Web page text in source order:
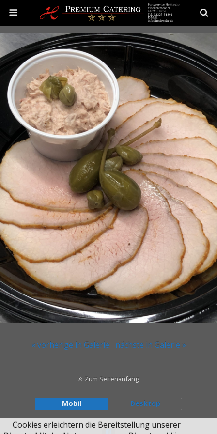
« vorherige in Galerie nächste in Galerie »
Zum Seitenanfang
Mobil Desktop
Cookies erleichtern die Bereitstellung unserer